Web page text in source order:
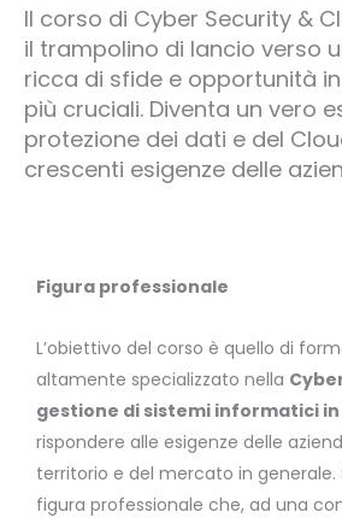
Il corso di Cyber Security &
il trampolino di lancio verso
ricca di sfide e opportunità
più cruciali. Diventa un vero
protezione dei dati e del
crescenti esigenze delle
Figura professionale
L’obiettivo del corso è quello di
altamente specializzato nella
gestione di sistemi informatici in
rispondere alle esigenze delle
territorio e del mercato in generale.
figura professionale che, ad una